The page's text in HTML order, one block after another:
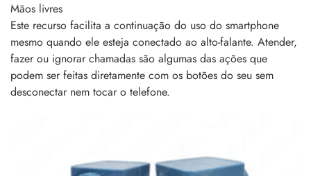
Mãos livres
Este recurso facilita a continuação do uso do smartphone
mesmo quando ele esteja conectado ao alto-falante. Atender,
fazer ou ignorar chamadas são algumas das ações que
podem ser feitas diretamente com os botões do seu sem
desconectar nem tocar o telefone.